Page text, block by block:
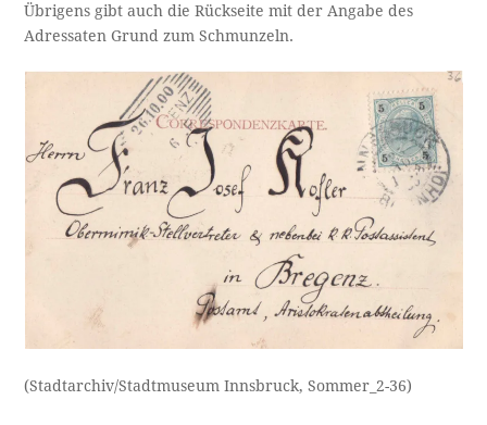
Übrigens gibt auch die Rückseite mit der Angabe des
Adressaten Grund zum Schmunzeln.
(Stadtarchiv/Stadtmuseum Innsbruck, Sommer_2-36)